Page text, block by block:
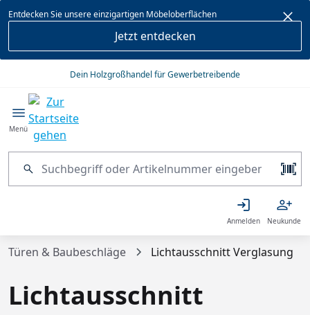
springen
Entdecken Sie unsere einzigartigen Möbeloberflächen
Jetzt entdecken
Dein Holzgroßhandel für Gewerbetreibende
Menü
Anmelden Neukunde
Türen & Baubeschläge Lichtausschnitt Verglasung
Lichtausschnitt